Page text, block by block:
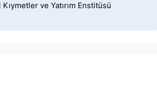
ve Yatırım Enstitüsü